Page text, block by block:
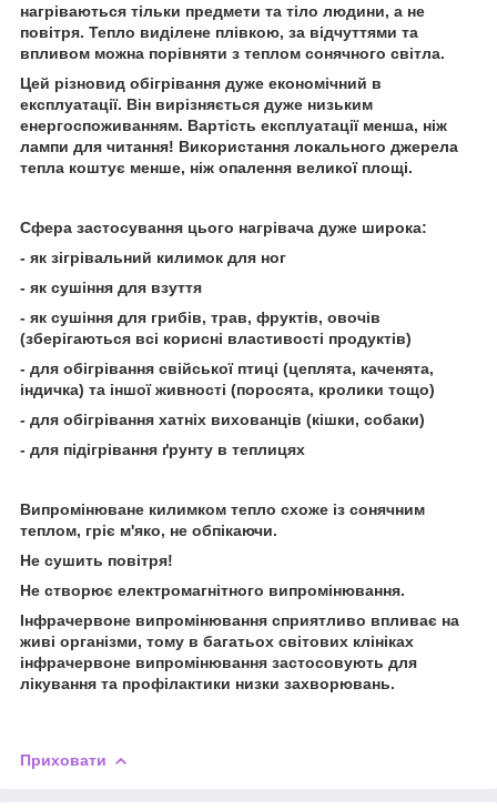
нагріваються тільки предмети та тіло людини, а не
повітря. Тепло виділене плівкою, за відчуттями та
впливом можна порівняти з теплом сонячного світла.
Цей різновид обігрівання дуже економічний в
експлуатації. Він вирізняється дуже низьким
енергоспоживанням. Вартість експлуатації менша, ніж
лампи для читання! Використання локального джерела
тепла коштує менше, ніж опалення великої площі.
Сфера застосування цього нагрівача дуже широка:
- як зігрівальний килимок для ног
- як сушіння для взуття
- як сушіння для грибів, трав, фруктів, овочів
(зберігаються всі корисні властивості продуктів)
- для обігрівання свійської птиці (цеплята, каченята,
індичка) та іншої живності (поросята, кролики тощо)
- для обігрівання хатніх вихованців (кішки, собаки)
- для підігрівання ґрунту в теплицях
Випромінюване килимком тепло схоже із сонячним
теплом, гріє м'яко, не обпікаючи.
Не сушить повітря!
Не створює електромагнітного випромінювання.
Інфрачервоне випромінювання сприятливо впливає на
живі організми, тому в багатьох світових клініках
інфрачервоне випромінювання застосовують для
лікування та профілактики низки захворювань.
Приховати